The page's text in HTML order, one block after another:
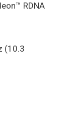
RDNA
(10.3